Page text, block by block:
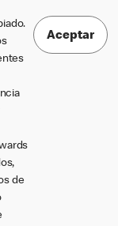
de
Aceptar